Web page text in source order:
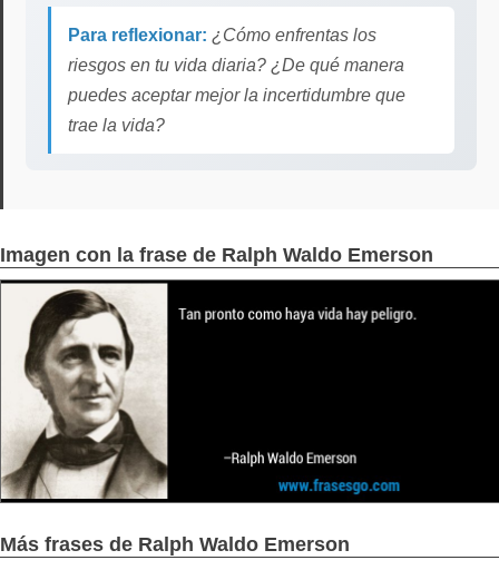
Para reflexionar: ¿Cómo enfrentas los
riesgos en tu vida diaria? ¿De qué manera
puedes aceptar mejor la incertidumbre que
trae la vida?
Imagen con la frase de Ralph Waldo Emerson
Más frases de Ralph Waldo Emerson